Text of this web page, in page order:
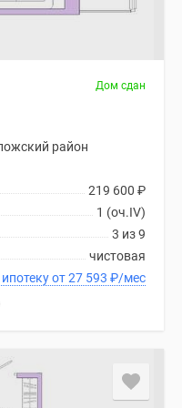
Дом сдан
район
219 600 ₽
1 (оч.IV)
3 из 9
чистовая
В ипотеку от 27 593 ₽/мес